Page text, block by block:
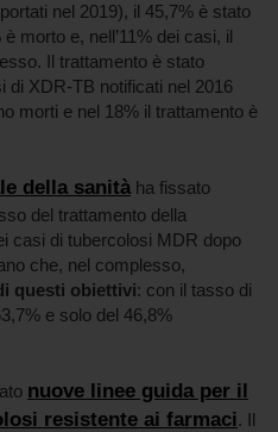
nel 2019), il 45,7% è stato
morto e, nell’11% dei casi, il
Il trattamento è stato
di XDR-TB notificati nel 2016
morti e nel 18% il trattamento è
della sanità ha fissato
del trattamento della
casi di tubercolosi MDR dopo
che, nel complesso,
questi obiettivi: con il tasso di
e solo del 46,8%
nuove linee guida per il
resistente ai farmaci. Il